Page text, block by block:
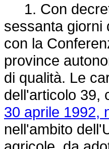
1. Con
sessanta giorni
con la
province
di qualità. Le
dell'articolo 39,
30 aprile 1992,
nell'ambito